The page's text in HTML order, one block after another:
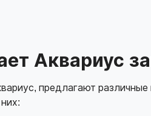
Аквариус
предлагают